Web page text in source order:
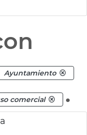
Ayuntamiento
comercial .